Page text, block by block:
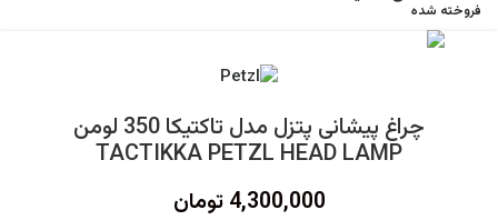
فروخته شده
چراغ پیشانی پتزل مدل تاکتیکا 350 لومن
TACTIKKA PETZL HEAD LAMP
4,300,000 تومان